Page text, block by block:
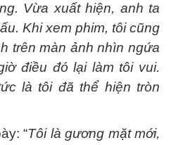
Vừa xuất hiện, anh ta
Khi xem phim, tôi cũng
trên màn ảnh nhìn ngứa
điều đó lại làm tôi vui.
là tôi đã thể hiện tròn
“Tôi là gương mặt mới,